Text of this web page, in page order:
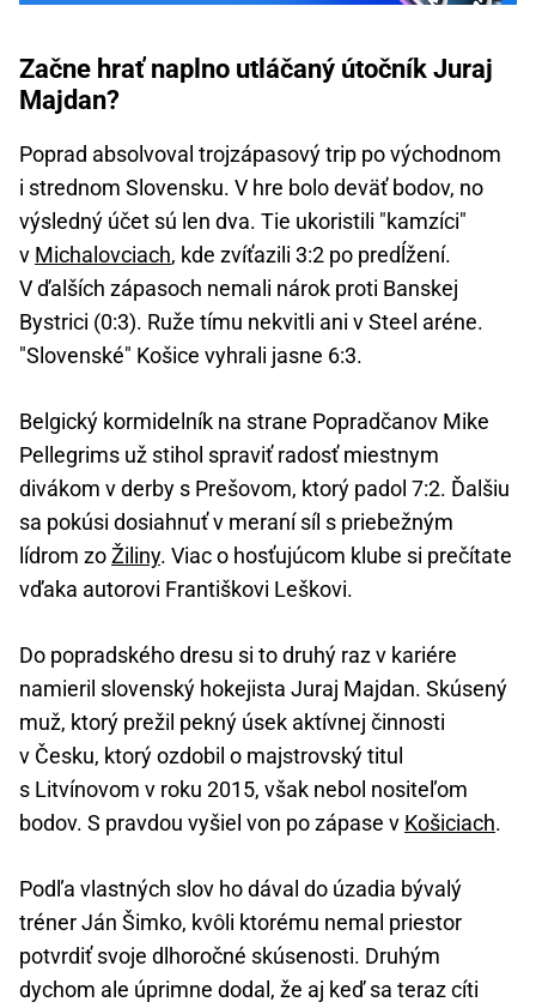
Začne hrať naplno utláčaný útočník Juraj
Majdan?
Poprad absolvoval trojzápasový trip po východnom
i strednom Slovensku. V hre bolo deväť bodov, no
výsledný účet sú len dva. Tie ukoristili "kamzíci"
v Michalovciach, kde zvíťazili 3:2 po predĺžení.
V ďalších zápasoch nemali nárok proti Banskej
Bystrici (0:3). Ruže tímu nekvitli ani v Steel aréne.
"Slovenské" Košice vyhrali jasne 6:3.
Belgický kormidelník na strane Popradčanov Mike
Pellegrims už stihol spraviť radosť miestnym
divákom v derby s Prešovom, ktorý padol 7:2. Ďalšiu
sa pokúsi dosiahnuť v meraní síl s priebežným
lídrom zoŽiliny. Viac o hosťujúcom klube si prečítate
vďaka autorovi Františkovi Leškovi.
Do popradského dresu si to druhý raz v kariére
namieril slovenský hokejista Juraj Majdan. Skúsený
muž, ktorý prežil pekný úsek aktívnej činnosti
v Česku, ktorý ozdobil o majstrovský titul
s Litvínovom v roku 2015, však nebol nositeľom
bodov. S pravdou vyšiel von po zápase v Košiciach.
Podľa vlastných slov ho dával do úzadia bývalý
tréner Ján Šimko, kvôli ktorému nemal priestor
potvrdiť svoje dlhoročné skúsenosti. Druhým
dychom ale úprimne dodal, že aj keď sa teraz cíti